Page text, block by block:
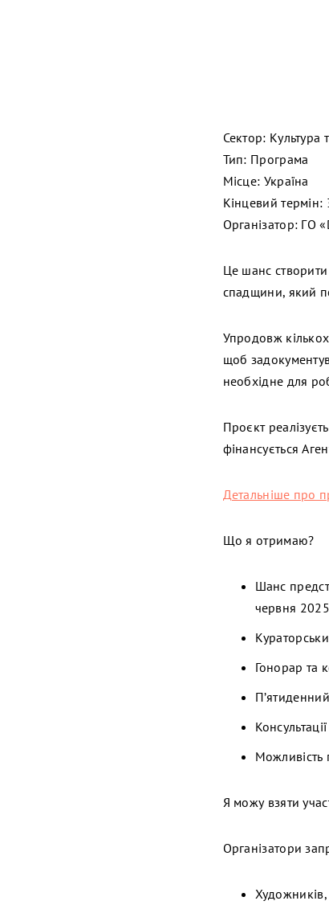
Сектор: Культура
Тип: Програма
Місце: Україна
Кінцевий
Організатор: ГО
Це шанс
спадщини, який
Упродовж
щоб
необхідне для
Проєкт
фінансується
Детальніше про
Що я отримаю?
Шанс
червня
Гонорар та
Можливість
Я можу взяти
Організатори